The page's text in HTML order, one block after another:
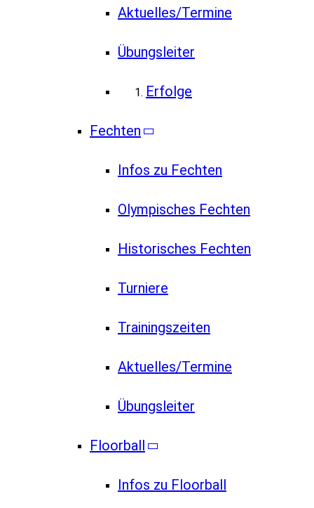
Aktuelles/Termine
Übungsleiter
Erfolge
Fechten
Infos zu Fechten
Olympisches Fechten
Historisches Fechten
Turniere
Trainingszeiten
Aktuelles/Termine
Übungsleiter
Floorball
Infos zu Floorball